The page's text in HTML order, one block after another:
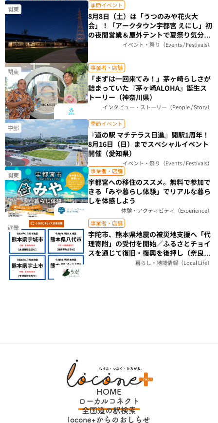
関東 季節イベント
8月8日（土）は「うつのみや花火大
会」！「アークタウン宇都宮 えにし」初
の夜間営業＆屋外テントで夏祭り気分を
楽しもう（栃木県）イベント・祭り（Events / Festivals）
関東 事業者・店舗
「まずは一回来てみ！」茅ヶ崎らしさが
詰まっていた『茅ヶ崎ALOHA』誕生ス
トーリー（神奈川県）
インタビュー・ストーリー（People / Story）
中部 季節イベント
『道の駅 マチテラス日進』開駅1周年！
8月16日（日）までスペシャルイベント
開催（愛知県）
イベント・祭り（Events / Festivals）
関東 事業者・店舗
宇都宮への移住のススメ。無料で参加で
きる「みや暮らし体験」でリアルな暮ら
しを体感しよう
体験・アクティビティ（Experience）
近畿 事業者・店舗
宇陀市、熊本県地震の被災地支援へ「代
理寄附」の受付を開始／ふるさとチョイ
スを通じて復旧・復興を後押し（奈良
暮らし・地域情報（Local Life）
HOME
ローカルコネクト
全国道の駅検索
locone+からのおしらせ